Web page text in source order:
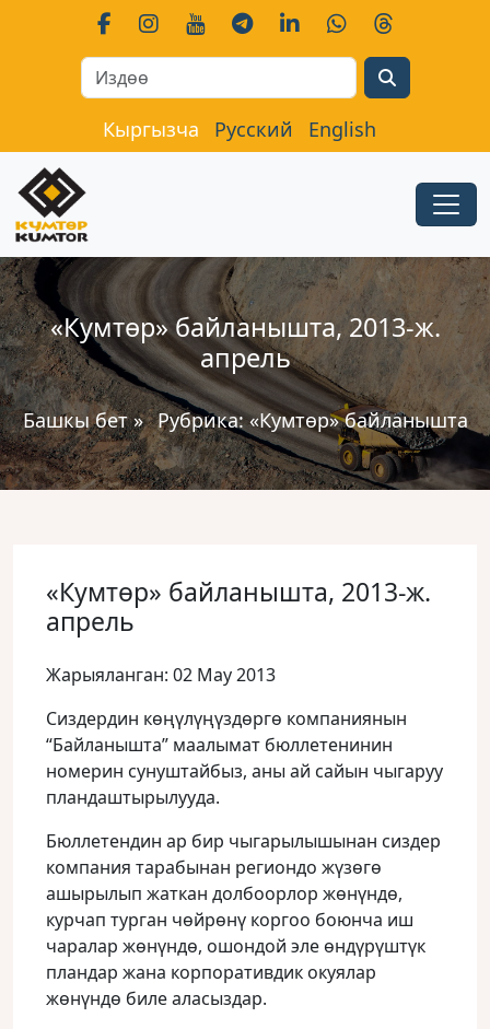
Кыргызча Русский English
«Кумтөр» байланышта, 2013-ж.
апрель
Башкы бет» Рубрика:«Кумтөр» байланышта
«Кумтөр» байланышта, 2013-ж.
апрель
Жарыяланган: 02 May 2013
Сиздердин көңүлүңүздөргө компаниянын
“Байланышта” маалымат бюллетенинин
номерин сунуштайбыз, аны ай сайын чыгаруу
пландаштырылууда.
Бюллетендин ар бир чыгарылышынан сиздер
компания тарабынан региондо жүзөгө
ашырылып жаткан долбоорлор жөнүндө,
курчап турган чөйрөнү коргоо боюнча иш
чаралар жөнүндө, ошондой эле өндүрүштүк
пландар жана корпоративдик окуялар
жөнүндө биле аласыздар.